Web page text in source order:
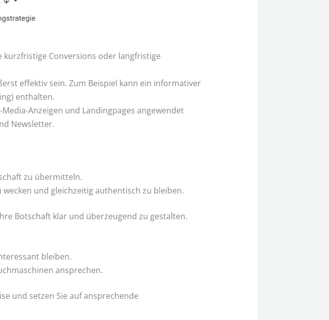
Conversions oder langfristige
effektiv sein. Zum Beispiel kann ein informativer
enthalten.
Anzeigen und Landingpages angewendet
Newsletter.
zu übermitteln.
und gleichzeitig authentisch zu bleiben.
Botschaft klar und überzeugend zu gestalten.
bleiben.
ansprechen.
und setzen Sie auf ansprechende